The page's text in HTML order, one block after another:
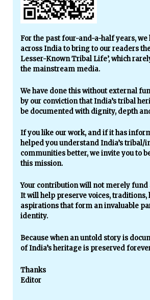
For the past four-and-a-half years, we
across India to bring to our readers
Lesser-Known Tribal Life’, which
the mainstream media.
We have done this without external
by our conviction that India’s tribal
be documented with dignity, depth
If you like our work, and if it has
helped you understand India’s tribal/
communities better, we invite you to
this mission.
Your contribution will not merely
It will help preserve voices, traditions,
aspirations that form an invaluable
identity.
Because when an untold story is
of India’s heritage is preserved
Thanks
Editor